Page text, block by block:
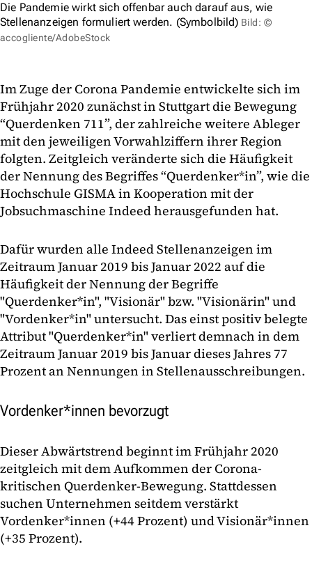
Die Pandemie wirkt sich offenbar auch darauf aus, wie
Stellenanzeigen formuliert werden. (Symbolbild) Bild: ©
accogliente/AdobeStock
Im Zuge der Corona Pandemie entwickelte sich im
Frühjahr 2020 zunächst in Stuttgart die Bewegung
“Querdenken 711”, der zahlreiche weitere Ableger
mit den jeweiligen Vorwahlziffern ihrer Region
folgten. Zeitgleich veränderte sich die Häufigkeit
der Nennung des Begriffes “Querdenker*in”, wie die
Hochschule GISMA in Kooperation mit der
Jobsuchmaschine Indeed herausgefunden hat.
Dafür wurden alle Indeed Stellenanzeigen im
Zeitraum Januar 2019 bis Januar 2022 auf die
Häufigkeit der Nennung der Begriffe
"Querdenker*in", "Visionär" bzw. "Visionärin" und
"Vordenker*in" untersucht. Das einst positiv belegte
Attribut "Querdenker*in" verliert demnach in dem
Zeitraum Januar 2019 bis Januar dieses Jahres 77
Prozent an Nennungen in Stellenausschreibungen.
Vordenker*innen bevorzugt
Dieser Abwärtstrend beginnt im Frühjahr 2020
zeitgleich mit dem Aufkommen der Corona-
kritischen Querdenker-Bewegung. Stattdessen
suchen Unternehmen seitdem verstärkt
Vordenker*innen (+44 Prozent) und Visionär*innen
(+35 Prozent).